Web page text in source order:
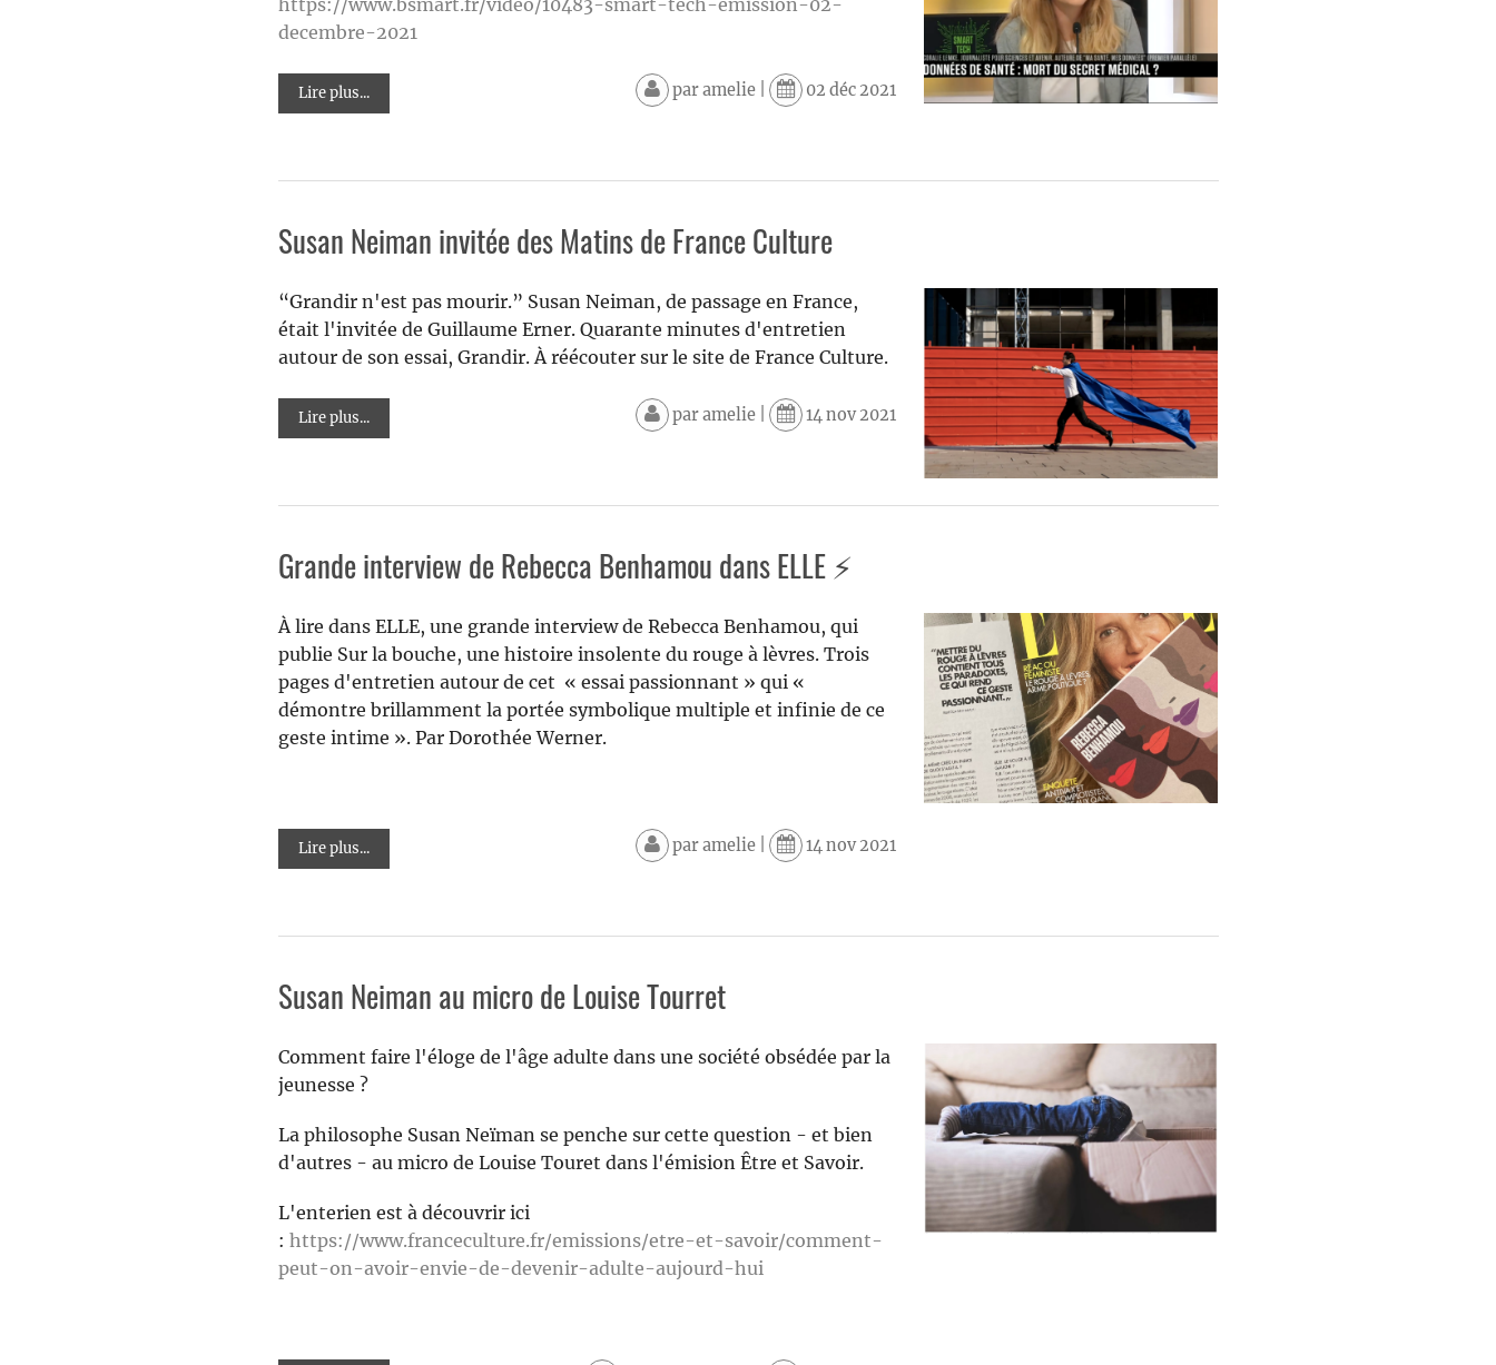
https://www.bsmart.fr/video/10483-smart-tech-emission-02-
decembre-2021
Lire plus... paramelie| 02 déc 2021
Susan Neiman invitée des Matins de France Culture
“Grandir n'est pas mourir.” Susan Neiman, de passage en France,
était l'invitée de Guillaume Erner. Quarante minutes d'entretien
autour de son essai, Grandir. À réécouter sur le site de France Culture.
Lire plus... paramelie| 14 nov 2021
Grande interview de Rebecca Benhamou dans ELLE ⚡️
À lire dans ELLE, une grande interview de Rebecca Benhamou, qui
publie Sur la bouche, une histoire insolente du rouge à lèvres. Trois
pages d'entretien autour de cet « essai passionnant » qui «
démontre brillamment la portée symbolique multiple et infinie de ce
geste intime ». Par Dorothée Werner.
Lire plus... paramelie| 14 nov 2021
Susan Neiman au micro de Louise Tourret
Comment faire l'éloge de l'âge adulte dans une société obsédée par la
jeunesse ?
La philosophe Susan Neïman se penche sur cette question - et bien
d'autres - au micro de Louise Touret dans l'émision Être et Savoir.
L'enterien est à découvrir ici
: https://www.franceculture.fr/emissions/etre-et-savoir/comment-
peut-on-avoir-envie-de-devenir-adulte-aujourd-hui